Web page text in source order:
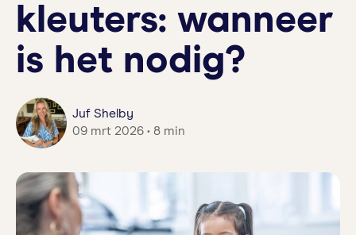
kleuters: wanneer
is het nodig?
Juf Shelby
09 mrt 2026 • 8 min